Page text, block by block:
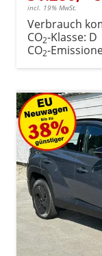
incl. 19% MwSt.
Verbrauch
CO2-Klasse: D
CO2-